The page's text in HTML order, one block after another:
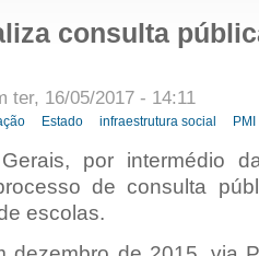
consulta
ter, 16/05/2017 - 14:11
Estado infraestrutura social PMI
por intermédio
de consulta
escolas.